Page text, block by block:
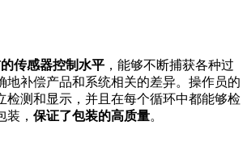
传感器控制水平 ，能够不断捕获各种过
地补偿产品和系统相关的差异。操作员的
检测和显示，并且在每个循环中都能够检
装， 保证了包装的高质量。